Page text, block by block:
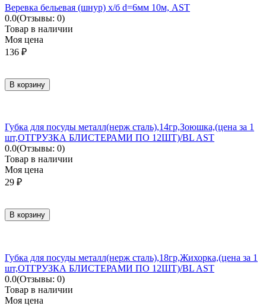
Веревка бельевая (шнур) х/б d=6мм 10м, AST
0.0(Отзывы: 0)
Товар в наличии
Моя цена
136 ₽
В корзину
Губка для посуды металл(нерж сталь),14гр,Зоюшка,(цена за 1
шт,ОТГРУЗКА БЛИСТЕРАМИ ПО 12ШТ)/BL AST
0.0(Отзывы: 0)
Товар в наличии
Моя цена
29 ₽
В корзину
Губка для посуды металл(нерж сталь),18гр,Жихорка,(цена за 1
шт,ОТГРУЗКА БЛИСТЕРАМИ ПО 12ШТ)/BL AST
0.0(Отзывы: 0)
Товар в наличии
Моя цена